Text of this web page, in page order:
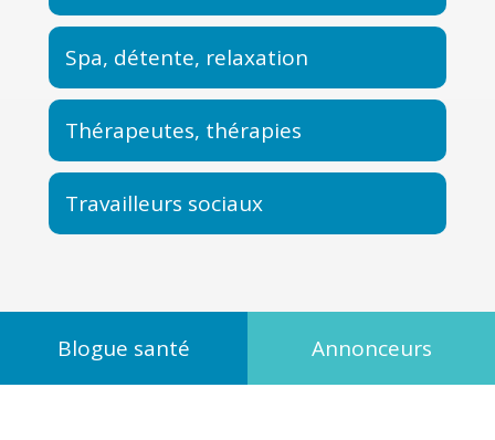
Spa, détente, relaxation
Thérapeutes, thérapies
Travailleurs sociaux
Blogue santé Annonceurs